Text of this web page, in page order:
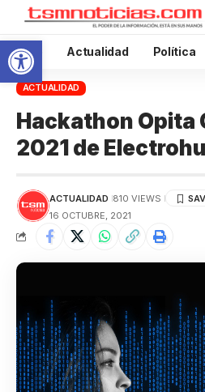
Abrir barra de herramientas
Inicio Actualidad Política
ACTUALIDAD
Hackathon Opita
2021 de
ACTUALIDAD 810 VIEWS
16 OCTUBRE, 2021